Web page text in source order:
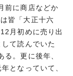
前に商店などか
皆「大正十六
月初めに売り出
て読んでいた
。更に後年、
となっていて、